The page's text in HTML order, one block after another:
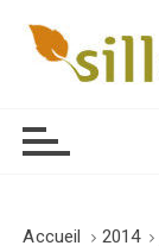
Accueil 2014